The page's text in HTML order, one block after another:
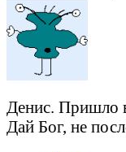
Денис. Пришло
Дай Бог, не